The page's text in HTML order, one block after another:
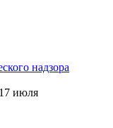
надзора
17 июля